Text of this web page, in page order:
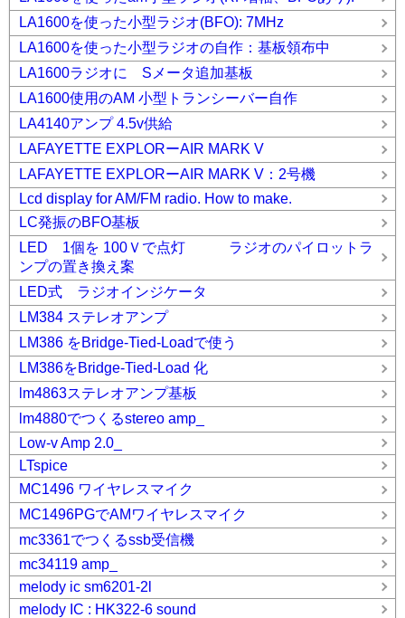
LA1600を使った小型ラジオ(BFO): 7MHz
LA1600を使った小型ラジオの自作：基板領布中
LA1600ラジオに Sメータ追加基板
LA1600使用のAM 小型トランシーバー自作
LA4140アンプ 4.5v供給
LAFAYETTE EXPLORーAIR MARK V
LAFAYETTE EXPLORーAIR MARK V：2号機
Lcd display for AM/FM radio. How to make.
LC発振のBFO基板
LED 1個を 100Ｖで点灯 ラジオのパイロットラ
ンプの置き換え案
LED式 ラジオインジケータ
LM384 ステレオアンプ
LM386 をBridge-Tied-Loadで使う
LM386をBridge-Tied-Load 化
lm4863ステレオアンプ基板
lm4880でつくるstereo amp_
Low-v Amp 2.0_
LTspice
MC1496 ワイヤレスマイク
MC1496PGでAMワイヤレスマイク
mc3361でつくるssb受信機
mc34119 amp_
melody ic sm6201-2l
melody IC : HK322-6 sound